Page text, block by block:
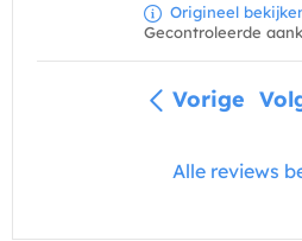
Origineel
Gecontroleerde
Vorige
Alle reviews